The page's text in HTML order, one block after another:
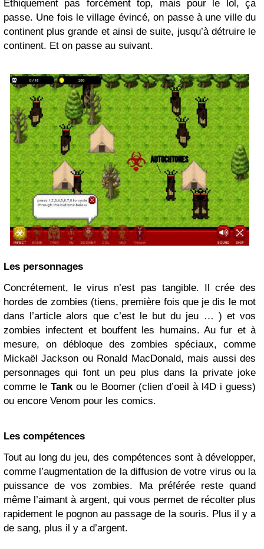
Ethiquement pas forcément top, mais pour le lol, ça
passe. Une fois le village évincé, on passe à une ville du
continent plus grande et ainsi de suite, jusqu’à détruire le
continent. Et on passe au suivant.
Les personnages
Concrétement, le virus n’est pas tangible. Il crée des
hordes de zombies (tiens, première fois que je dis le mot
dans l’article alors que c’est le but du jeu … ) et vos
zombies infectent et bouffent les humains. Au fur et à
mesure, on débloque des zombies spéciaux, comme
Mickaël Jackson ou Ronald MacDonald, mais aussi des
personnages qui font un peu plus dans la private joke
comme le Tankou le Boomer (clien d’oeil à l4D i guess)
ou encore Venom pour les comics.
Les compétences
Tout au long du jeu, des compétences sont à développer,
comme l’augmentation de la diffusion de votre virus ou la
puissance de vos zombies. Ma préférée reste quand
même l’aimant à argent, qui vous permet de récolter plus
rapidement le pognon au passage de la souris. Plus il y a
de sang, plus il y a d’argent.